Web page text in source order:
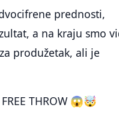
prednosti,
a na kraju smo
produžetak, ali je
THROW 😱🤯